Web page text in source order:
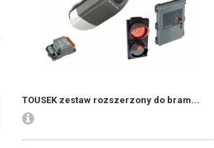
TOUSEK zestaw rozszerzony do bram...